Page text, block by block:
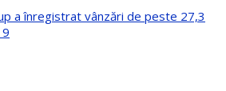
a înregistrat vânzări de peste 27,3